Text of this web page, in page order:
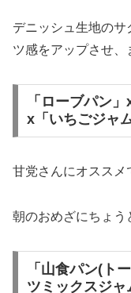
デニッシュ生地の
ツ感をアップさせ、
「ローブパン
x「いちごジャム
甘党さんにオススメ
朝のおめざにちょう
「山食パン(ト
ツミックスジャ